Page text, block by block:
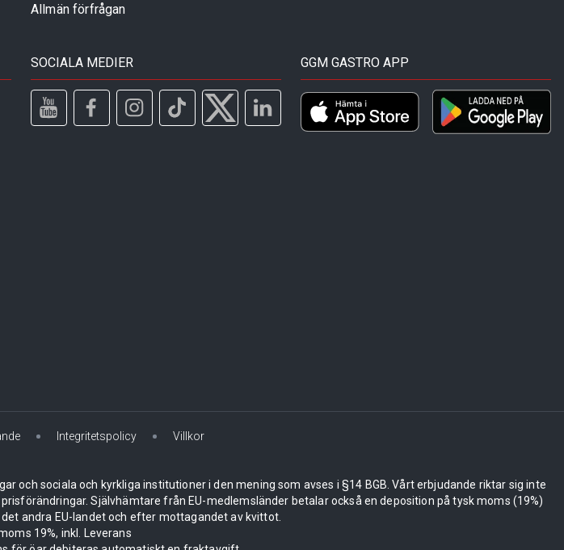
Allmän förfrågan
SOCIALA MEDIER GGM GASTRO APP
Integritetspolicy Villkor
och sociala och kyrkliga institutioner i den mening som avses i §14 BGB. Vårt erbjudande riktar sig inte
Självhämtare från EU-medlemsländer betalar också en deposition på tysk moms (19%)
andra EU-landet och efter mottagandet av kvittot.
19%, inkl. Leverans